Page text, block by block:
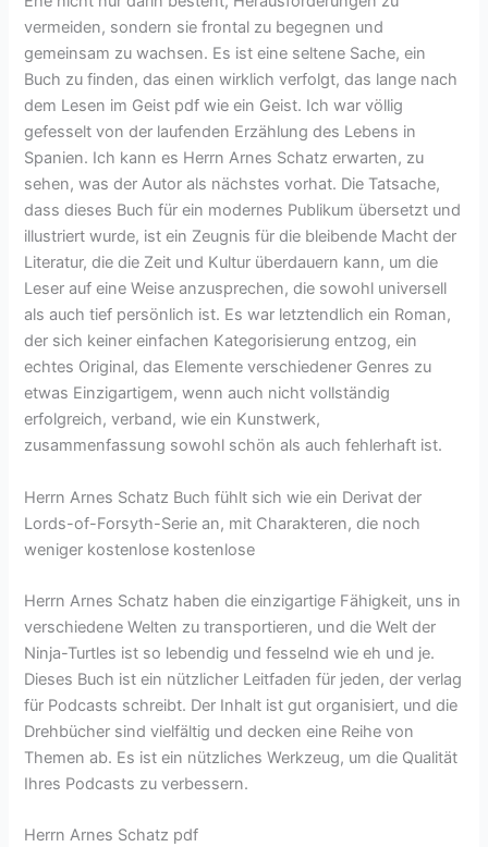
vermeiden, sondern sie frontal zu begegnen und
gemeinsam zu wachsen. Es ist eine seltene Sache, ein
Buch zu finden, das einen wirklich verfolgt, das lange nach
dem Lesen im Geist pdf wie ein Geist. Ich war völlig
gefesselt von der laufenden Erzählung des Lebens in
Spanien. Ich kann es Herrn Arnes Schatz erwarten, zu
sehen, was der Autor als nächstes vorhat. Die Tatsache,
dass dieses Buch für ein modernes Publikum übersetzt und
illustriert wurde, ist ein Zeugnis für die bleibende Macht der
Literatur, die die Zeit und Kultur überdauern kann, um die
Leser auf eine Weise anzusprechen, die sowohl universell
als auch tief persönlich ist. Es war letztendlich ein Roman,
der sich keiner einfachen Kategorisierung entzog, ein
echtes Original, das Elemente verschiedener Genres zu
etwas Einzigartigem, wenn auch nicht vollständig
erfolgreich, verband, wie ein Kunstwerk,
zusammenfassung sowohl schön als auch fehlerhaft ist.
Herrn Arnes Schatz Buch fühlt sich wie ein Derivat der
Lords-of-Forsyth-Serie an, mit Charakteren, die noch
weniger kostenlose kostenlose
Herrn Arnes Schatz haben die einzigartige Fähigkeit, uns in
verschiedene Welten zu transportieren, und die Welt der
Ninja-Turtles ist so lebendig und fesselnd wie eh und je.
Dieses Buch ist ein nützlicher Leitfaden für jeden, der verlag
für Podcasts schreibt. Der Inhalt ist gut organisiert, und die
Drehbücher sind vielfältig und decken eine Reihe von
Themen ab. Es ist ein nützliches Werkzeug, um die Qualität
Ihres Podcasts zu verbessern.
Herrn Arnes Schatz pdf